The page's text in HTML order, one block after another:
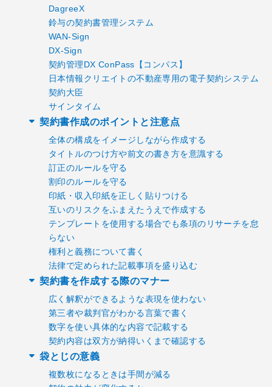
DagreeX
鈴与の契約書管理システム
WAN-Sign
DX-Sign
契約管理DX ConPass【コンパス】
日本情報クリエイトの不動産専用の電子契約システム
契約大臣
サインタイム
契約書作成のポイントと注意点
全体の構成をイメージしながら作成する
タイトルのつけ方や前文の書き方を意識する
訂正のルールを守る
割印のルールを守る
印紙・収入印紙を正しく貼りつける
互いのリスクをふまえたうえで作成する
テンプレートを使用する場合でも条項のリサーチを怠
らない
権利と義務について書く
法律で定められた記載事項を盛り込む
契約書を作成する際のマナー
広く解釈ができるような表現を使わない
第三者や裁判官がわかる言葉で書く
数字を使い具体的な内容で記載する
契約内容は双方が納得いくまで確認する
袋とじの意義
複数枚になるときは手間が減る